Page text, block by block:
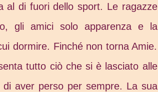
al di fuori dello sport. Le ragazze
gli amici solo apparenza e la
dormire. Finché non torna Amie.
tutto ciò che si è lasciato alle
aver perso per sempre. La sua